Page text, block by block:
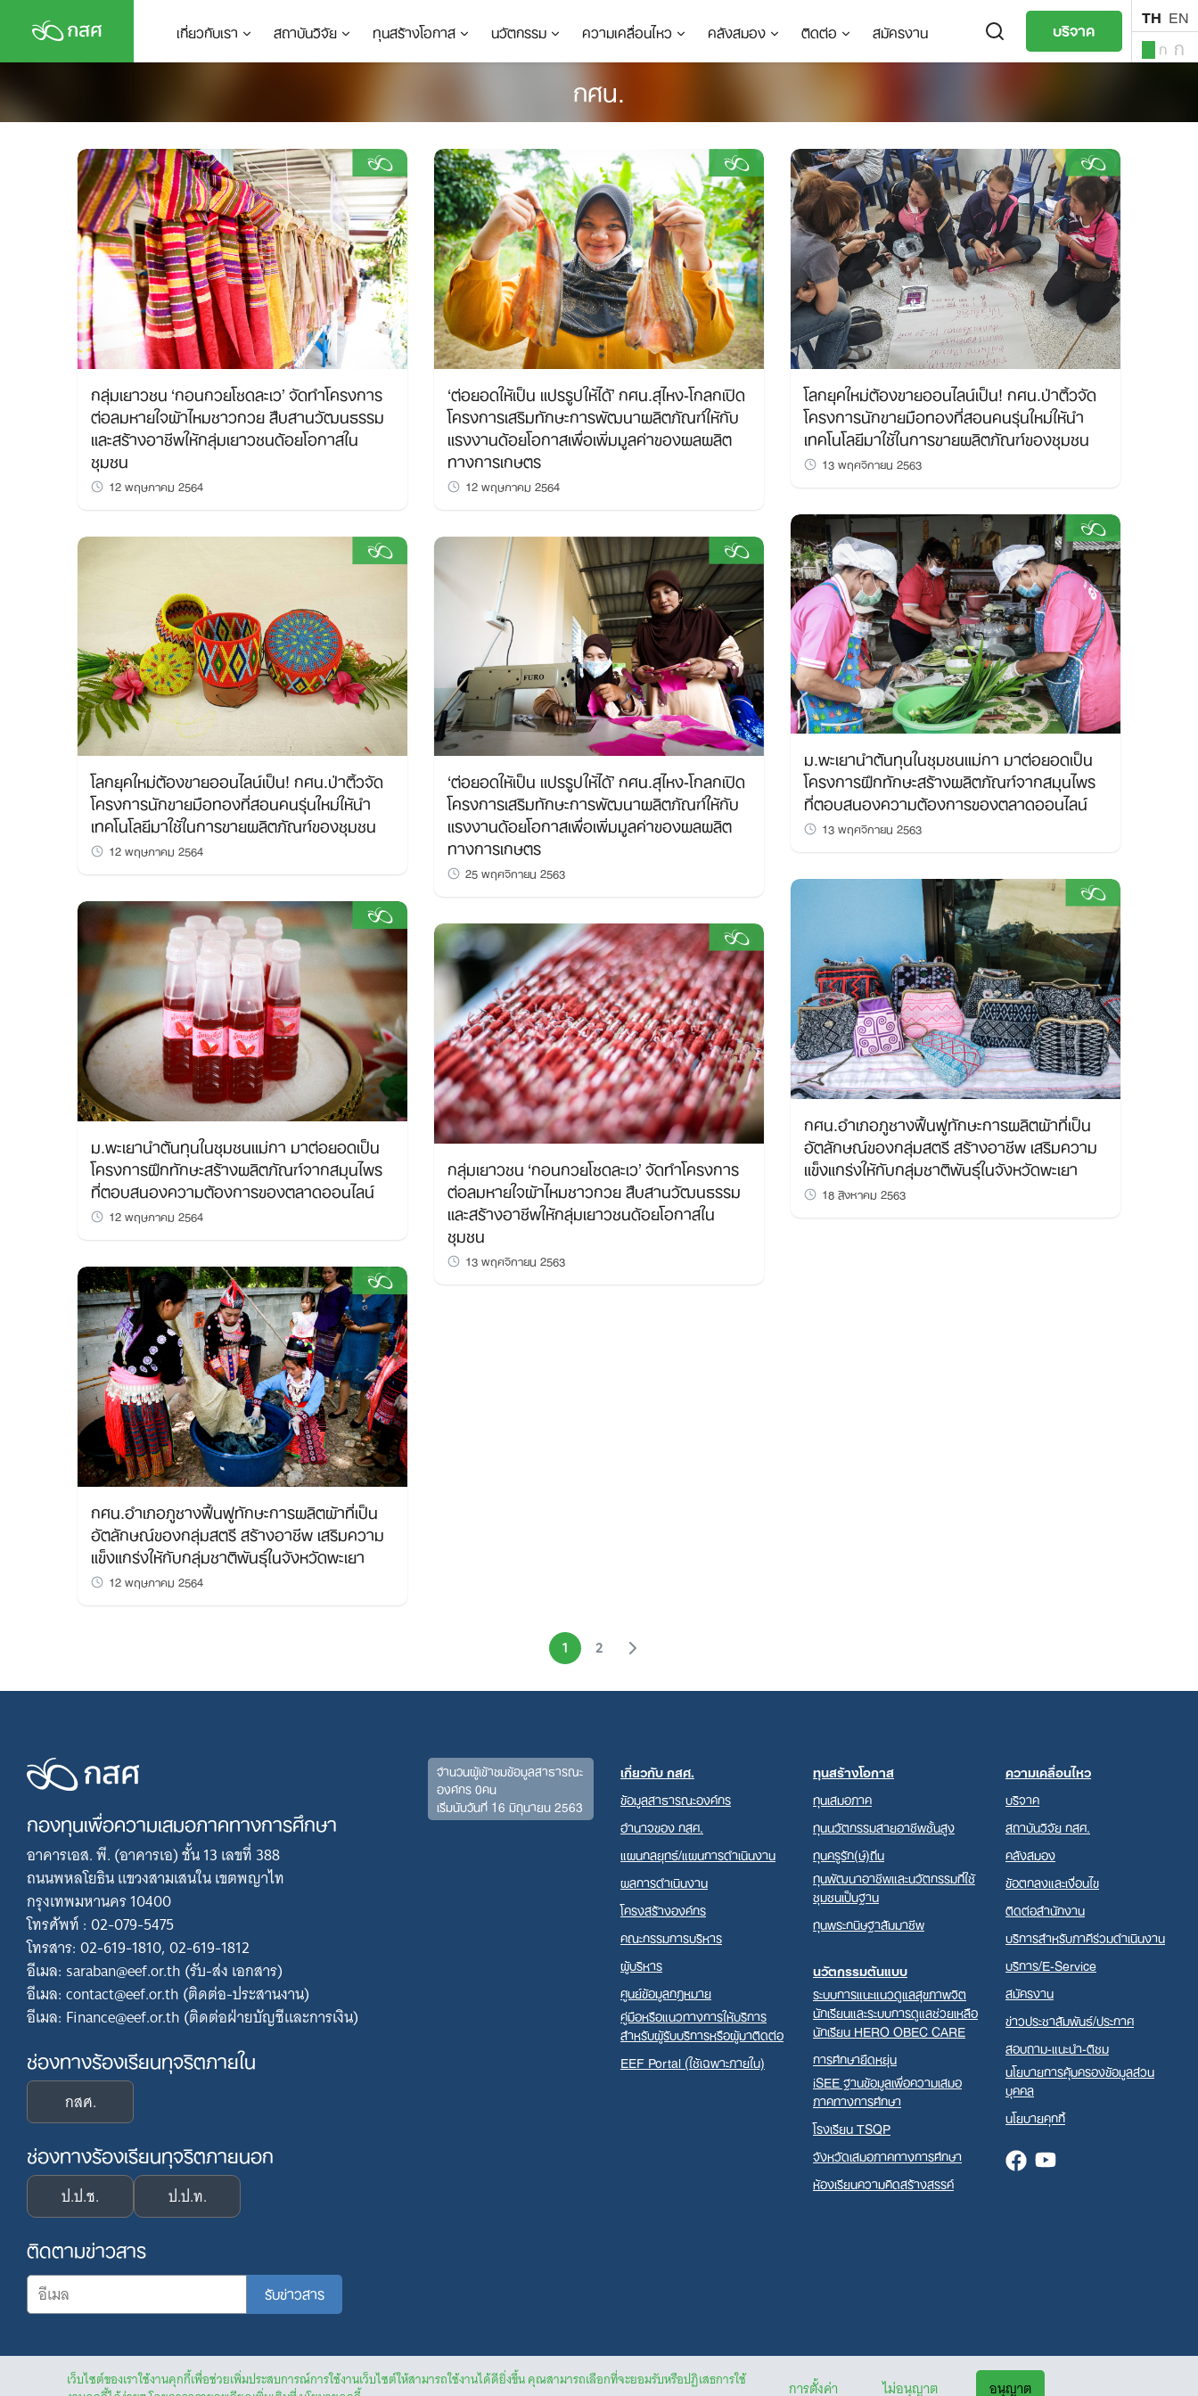
เว็บไซต์ของเราใช้งานคุกกี้เพื่อช่วยเพิ่มประสบการณ์การใช้งานเว็บไซต์ให้สามารถใช้งานได้ดียิ่งขึ้น คุณสามารถเลือกที่จะยอมรับหรือปฏิเสธการใช้
การตั้งค่า ไม่อนุญาต อนุญาต
content
เกี่ยวกับเรา สถาบันวิจัย ทุนสร้างโอกาส นวัตกรรม ความเคลื่อนไหว คลังสมอง ติดต่อ สมัครงาน บริจาค TH EN
ก ก
Search
for:
กศน.
กลุ่มเยาวชน ‘กอนกวยโซดละเว’ จัดทำโครงการ
ต่อลมหายใจผ้าไหมชาวกวย สืบสานวัฒนธรรม
และสร้างอาชีพให้กลุ่มเยาวชนด้อยโอกาสใน
ชุมชน
12 พฤษภาคม 2564
โลกยุคใหม่ต้องขายออนไลน์เป็น! กศน.ป่าติ้วจัด
โครงการนักขายมือทองที่สอนคนรุ่นใหม่ให้นำ
เทคโนโลยีมาใช้ในการขายผลิตภัณฑ์ของชุมชน
12 พฤษภาคม 2564
ม.พะเยานำต้นทุนในชุมชนแม่กา มาต่อยอดเป็น
โครงการฝึกทักษะสร้างผลิตภัณฑ์จากสมุนไพร
ที่ตอบสนองความต้องการของตลาดออนไลน์
12 พฤษภาคม 2564
กศน.อำเภอภูซางฟื้นฟูทักษะการผลิตผ้าที่เป็น
อัตลักษณ์ของกลุ่มสตรี สร้างอาชีพ เสริมความ
แข็งแกร่งให้กับกลุ่มชาติพันธุ์ในจังหวัดพะเยา
12 พฤษภาคม 2564
‘ต่อยอดให้เป็น แปรรูปให้ได้’ กศน.สุไหง-โกลกเปิด
โครงการเสริมทักษะการพัฒนาผลิตภัณฑ์ให้กับ
แรงงานด้อยโอกาสเพื่อเพิ่มมูลค่าของผลผลิต
ทางการเกษตร
12 พฤษภาคม 2564
‘ต่อยอดให้เป็น แปรรูปให้ได้’ กศน.สุไหง-โกลกเปิด
โครงการเสริมทักษะการพัฒนาผลิตภัณฑ์ให้กับ
แรงงานด้อยโอกาสเพื่อเพิ่มมูลค่าของผลผลิต
ทางการเกษตร
25 พฤศจิกายน 2563
กลุ่มเยาวชน ‘กอนกวยโซดละเว’ จัดทำโครงการ
ต่อลมหายใจผ้าไหมชาวกวย สืบสานวัฒนธรรม
และสร้างอาชีพให้กลุ่มเยาวชนด้อยโอกาสใน
ชุมชน
13 พฤศจิกายน 2563
โลกยุคใหม่ต้องขายออนไลน์เป็น! กศน.ป่าติ้วจัด
โครงการนักขายมือทองที่สอนคนรุ่นใหม่ให้นำ
เทคโนโลยีมาใช้ในการขายผลิตภัณฑ์ของชุมชน
13 พฤศจิกายน 2563
ม.พะเยานำต้นทุนในชุมชนแม่กา มาต่อยอดเป็น
โครงการฝึกทักษะสร้างผลิตภัณฑ์จากสมุนไพร
ที่ตอบสนองความต้องการของตลาดออนไลน์
13 พฤศจิกายน 2563
กศน.อำเภอภูซางฟื้นฟูทักษะการผลิตผ้าที่เป็น
อัตลักษณ์ของกลุ่มสตรี สร้างอาชีพ เสริมความ
แข็งแกร่งให้กับกลุ่มชาติพันธุ์ในจังหวัดพะเยา
18 สิงหาคม 2563
1 2
กองทุนเพื่อความเสมอภาคทางการศึกษา
อาคารเอส. พี. (อาคารเอ) ชั้น 13 เลขที่ 388
ถนนพหลโยธิน แขวงสามเสนใน เขตพญาไท
กรุงเทพมหานคร 10400
โทรศัพท์ : 02-079-5475
โทรสาร: 02-619-1810, 02-619-1812
อีเมล: saraban@eef.or.th (รับ-ส่ง เอกสาร)
อีเมล: contact@eef.or.th (ติดต่อ-ประสานงาน)
อีเมล: Finance@eef.or.th (ติดต่อฝ่ายบัญชีและการเงิน)
ช่องทางร้องเรียนทุจริตภายใน
กสศ.
ช่องทางร้องเรียนทุจริตภายนอก
ป.ป.ช. ป.ป.ท.
ติดตามข่าวสาร
จำนวนผู้เข้าชมข้อมูลสาธารณะ
องค์กร 0คน
เริ่มนับวันที่ 16 มิถุนายน 2563
เกี่ยวกับ กสศ.
ข้อมูลสาธารณะองค์กร
อำนาจของ กสศ.
แผนกลยุทธ์/แผนการดำเนินงาน
ผลการดำเนินงาน
โครงสร้างองค์กร
คณะกรรมการบริหาร
ผู้บริหาร
ศูนย์ข้อมูลกฎหมาย
คู่มือหรือแนวทางการให้บริการ
สำหรับผู้รับบริการหรือผู้มาติดต่อ
EEF Portal (ใช้เฉพาะภายใน)
ทุนสร้างโอกาส
ทุนเสมอภาค
ทุนนวัตกรรมสายอาชีพชั้นสูง
ทุนครูรัก(ษ์)ถิ่น
ทุนพัฒนาอาชีพและนวัตกรรมที่ใช้
ชุมชนเป็นฐาน
ทุนพระกนิษฐาสัมมาชีพ
นวัตกรรมต้นแบบ
ระบบการแนะแนวดูแลสุขภาพจิต
นักเรียนและระบบการดูแลช่วยเหลือ
นักเรียน HERO OBEC CARE
การศึกษายืดหยุ่น
iSEE ฐานข้อมูลเพื่อความเสมอ
ภาคทางการศึกษา
โรงเรียน TSQP
จังหวัดเสมอภาคทางการศึกษา
ห้องเรียนความคิดสร้างสรรค์
ความเคลื่อนไหว
บริจาค
สถาบันวิจัย กสศ.
คลังสมอง
ข้อตกลงและเงื่อนไข
ติดต่อสำนักงาน
บริการสำหรับภาคีร่วมดำเนินงาน
บริการ/E-Service
สมัครงาน
ข่าวประชาสัมพันธ์/ประกาศ
สอบถาม-แนะนำ-ติชม
นโยบายการคุ้มครองข้อมูลส่วน
บุคคล
นโยบายคุกกี้
FacebookYoutube